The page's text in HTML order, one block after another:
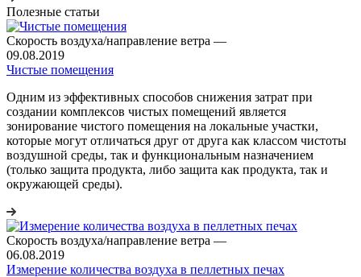
Полезные статьи
Скорость воздуха/направление ветра —
09.08.2019
Чистые помещения
Одним из эффективных способов снижения затрат при
создании комплексов чистых помещений является
зонирование чистого помещения на локальные участки,
которые могут отличаться друг от друга как классом чистоты
воздушной среды, так и функциональным назначением
(только защита продукта, либо защита как продукта, так и
окружающей среды).
Скорость воздуха/направление ветра —
06.08.2019
Измерение количества воздуха в пеллетных печах